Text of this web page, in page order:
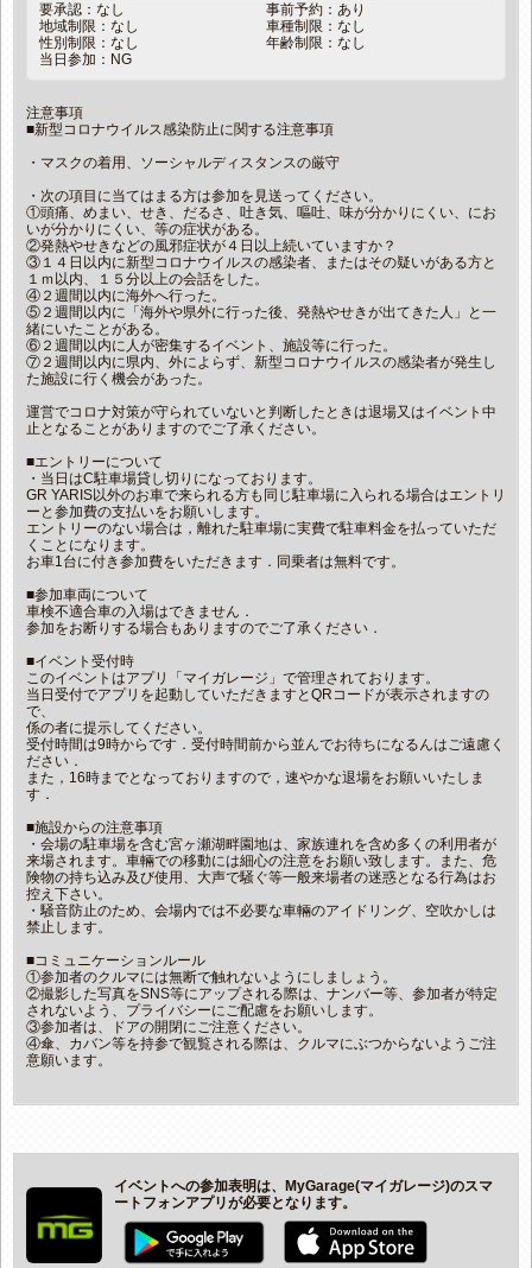
要承認：なし
事前予約：あり
地域制限：なし
車種制限：なし
性別制限：なし
年齢制限：なし
当日参加：NG
注意事項
■新型コロナウイルス感染防止に関する注意事項
・マスクの着用、ソーシャルディスタンスの厳守
・次の項目に当てはまる方は参加を見送ってください。
①頭痛、めまい、せき、だるさ、吐き気、嘔吐、味が分かりにくい、にお
いが分かりにくい、等の症状がある。
②発熱やせきなどの風邪症状が４日以上続いていますか？
③１４日以内に新型コロナウイルスの感染者、またはその疑いがある方と
１ｍ以内、１５分以上の会話をした。
④２週間以内に海外へ行った。
⑤２週間以内に「海外や県外に行った後、発熱やせきが出てきた人」と一
緒にいたことがある。
⑥２週間以内に人が密集するイベント、施設等に行った。
⑦２週間以内に県内、外によらず、新型コロナウイルスの感染者が発生し
た施設に行く機会があった。
運営でコロナ対策が守られていないと判断したときは退場又はイベント中
止となることがありますのでご了承ください。
■エントリーについて
・当日はC駐車場貸し切りになっております。
GR YARIS以外のお車で来られる方も同じ駐車場に入られる場合はエントリ
ーと参加費の支払いをお願いします。
エントリーのない場合は，離れた駐車場に実費で駐車料金を払っていただ
くことになります。
お車1台に付き参加費をいただきます．同乗者は無料です。
■参加車両について
車検不適合車の入場はできません．
参加をお断りする場合もありますのでご了承ください．
■イベント受付時
このイベントはアプリ「マイガレージ」で管理されております。
当日受付でアプリを起動していただきますとQRコードが表示されますの
で、
係の者に提示してください。
受付時間は9時からです．受付時間前から並んでお待ちになるんはご遠慮く
ださい．
また，16時までとなっておりますので，速やかな退場をお願いいたしま
す．
■施設からの注意事項
・会場の駐車場を含む宮ヶ瀬湖畔園地は、家族連れを含め多くの利用者が
来場されます。車輛での移動には細心の注意をお願い致します。また、危
険物の持ち込み及び使用、大声で騒ぐ等一般来場者の迷惑となる行為はお
控え下さい。
・騒音防止のため、会場内では不必要な車輛のアイドリング、空吹かしは
禁止します。
■コミュニケーションルール
①参加者のクルマには無断で触れないようにしましょう。
②撮影した写真をSNS等にアップされる際は、ナンバー等、参加者が特定
されないよう、プライバシーにご配慮をお願いします。
③参加者は、ドアの開閉にご注意ください。
④傘、カバン等を持参で観覧される際は、クルマにぶつからないようご注
意願います。
イベントへの参加表明は、MyGarage(マイガレージ)のスマ
ートフォンアプリが必要となります。